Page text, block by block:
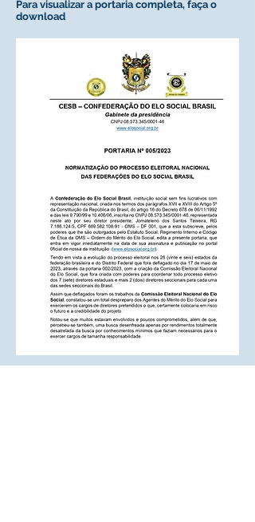
Para visualizar a portaria completa, faça o
download